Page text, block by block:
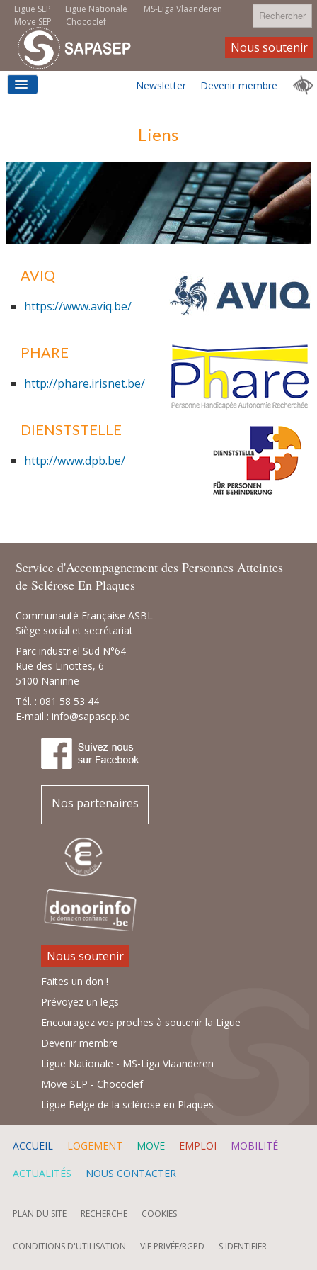
Ligue Nationale MS-Liga Vlaanderen
Ligue SEP
Move SEP
Chococlef
Rechercher
LOGEMENT
MOVE SEP
EMPLOI
MOBILITÉ
Newsletter
Nous soutenir
Devenir membre
Liens
AVIQ
https://www.aviq.be/
PHARE
http://phare.irisnet.be/
DIENSTSTELLE
http://www.dpb.be/
Service d'Accompagnement des Personnes Atteintes
de Sclérose En Plaques
Communauté Française ASBL
Siège social et secrétariat
Parc industriel Sud N°64
Rue des Linottes, 6
5100 Naninne
Tél. : 081 58 53 44
E-mail :info@sapasep.be
Nos partenaires
Nous soutenir
Faites un don !
Prévoyez un legs
Encouragez vos proches à soutenir la Ligue
Devenir membre
Ligue Nationale - MS-Liga Vlaanderen
Move SEP - Chococlef
Ligue Belge de la sclérose en Plaques
ACCUEIL LOGEMENT MOVE EMPLOI MOBILITÉ
ACTUALITÉS NOUS CONTACTER
PLAN DU SITE RECHERCHE COOKIES
CONDITIONS D'UTILISATION VIE PRIVÉE/RGPD S'IDENTIFIER